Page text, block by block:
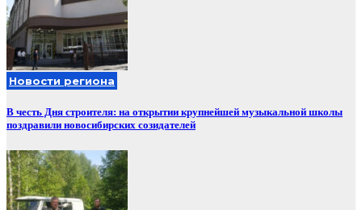
Новости региона
В честь Дня строителя: на открытии крупнейшей музыкальной школы
поздравили новосибирских созидателей